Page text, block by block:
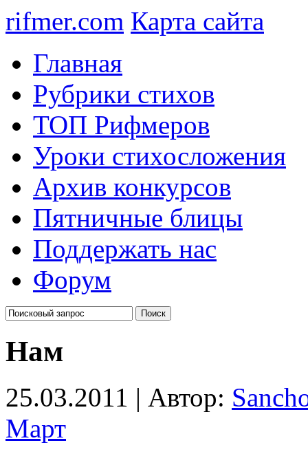
rifmer.com Карта сайта
Главная
Рубрики стихов
ТОП Рифмеров
Уроки стихосложения
Архив конкурсов
Пятничные блицы
Поддержать нас
Форум
Нам
25.03.2011 | Автор:
Март